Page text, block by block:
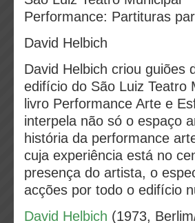
Performance: Partituras
David Helbich
David Helbich criou guiões
edifício do São Luiz Teatro
livro Performance Arte e
interpela não só o espaço
história da performance
cuja experiência está no
presença do artista, o
acções por todo o edifício
David Helbich (1973,